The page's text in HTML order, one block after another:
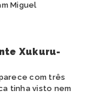
Miguel
Xukuru-
com três
tinha visto nem